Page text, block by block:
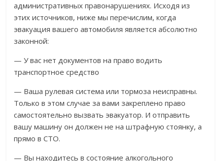
административных правонарушениях. Исходя из
этих источников, ниже мы перечислим, когда
эвакуация вашего автомобиля является абсолютно
законной:
— У вас нет документов на право водить
транспортное средство
— Ваша рулевая система или тормоза неисправны.
Только в этом случае за вами закреплено право
самостоятельно вызвать эвакуатор. И отправить
вашу машину он должен не на штрафную стоянку, а
прямо в СТО.
— Вы находитесь в состояние алкогольного